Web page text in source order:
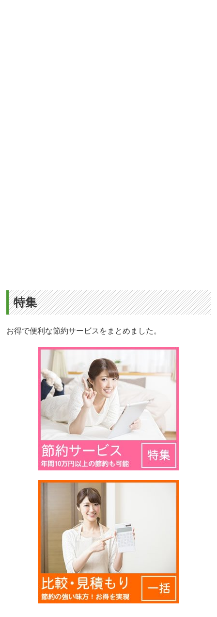
特集
お得で便利な節約サービスをまとめました。